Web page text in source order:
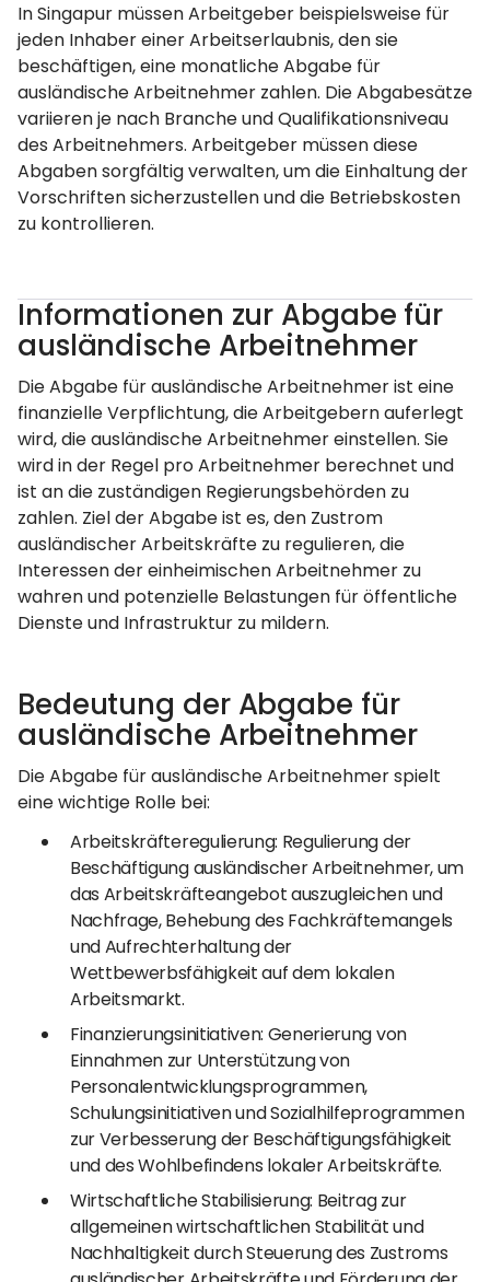
In Singapur müssen Arbeitgeber beispielsweise für
jeden Inhaber einer Arbeitserlaubnis, den sie
beschäftigen, eine monatliche Abgabe für
ausländische Arbeitnehmer zahlen. Die Abgabesätze
variieren je nach Branche und Qualifikationsniveau
des Arbeitnehmers. Arbeitgeber müssen diese
Abgaben sorgfältig verwalten, um die Einhaltung der
Vorschriften sicherzustellen und die Betriebskosten
zu kontrollieren.
Informationen zur Abgabe für
ausländische Arbeitnehmer
Die Abgabe für ausländische Arbeitnehmer ist eine
finanzielle Verpflichtung, die Arbeitgebern auferlegt
wird, die ausländische Arbeitnehmer einstellen. Sie
wird in der Regel pro Arbeitnehmer berechnet und
ist an die zuständigen Regierungsbehörden zu
zahlen. Ziel der Abgabe ist es, den Zustrom
ausländischer Arbeitskräfte zu regulieren, die
Interessen der einheimischen Arbeitnehmer zu
wahren und potenzielle Belastungen für öffentliche
Dienste und Infrastruktur zu mildern.
Bedeutung der Abgabe für
ausländische Arbeitnehmer
Die Abgabe für ausländische Arbeitnehmer spielt
eine wichtige Rolle bei:
Arbeitskräfteregulierung: Regulierung der
Beschäftigung ausländischer Arbeitnehmer, um
das Arbeitskräfteangebot auszugleichen und
Nachfrage, Behebung des Fachkräftemangels
und Aufrechterhaltung der
Wettbewerbsfähigkeit auf dem lokalen
Arbeitsmarkt.
Finanzierungsinitiativen: Generierung von
Einnahmen zur Unterstützung von
Personalentwicklungsprogrammen,
Schulungsinitiativen und Sozialhilfeprogrammen
zur Verbesserung der Beschäftigungsfähigkeit
und des Wohlbefindens lokaler Arbeitskräfte.
Wirtschaftliche Stabilisierung: Beitrag zur
allgemeinen wirtschaftlichen Stabilität und
Nachhaltigkeit durch Steuerung des Zustroms